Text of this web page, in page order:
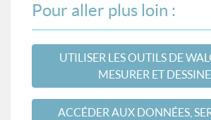
Pour aller plus loin :
UTILISER LES OUTILS DE
MESURER ET
ACCÉDER AUX DONNÉES,